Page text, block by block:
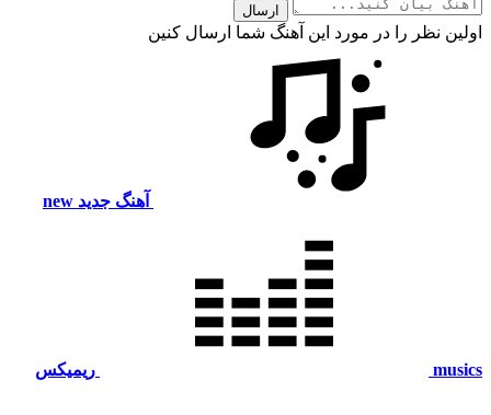
ارسال
اولین نظر را در مورد این آهنگ شما ارسال کنین
آهنگ جدید new
musics ریمیکس